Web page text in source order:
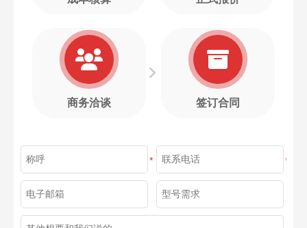
商务洽谈 签订合同
* *